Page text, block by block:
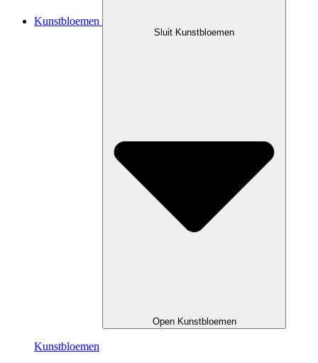
Kunstbloemen
Sluit Kunstbloemen
Open Kunstbloemen
Kunstbloemen